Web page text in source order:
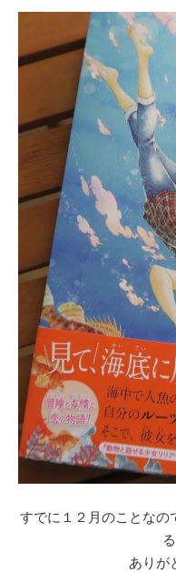
すでに１２月のことなの
ありが